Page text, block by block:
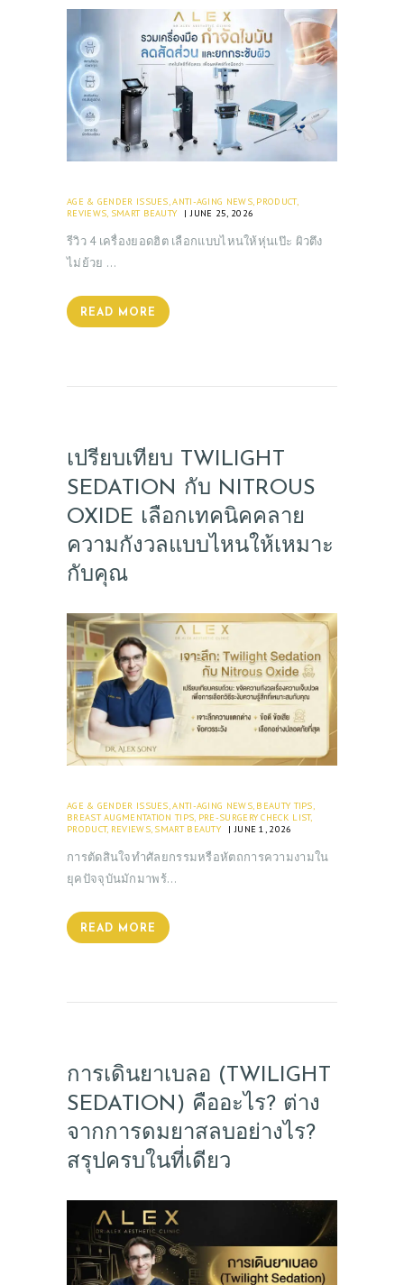
ABOUT US
SERVICES
PATIENT REVIEWS
PRE & POST CAUTIONS
CONSULT & RESERVATION
AGE & GENDER ISSUES,ANTI-AGING NEWS, PRODUCT,
REVIEWS, SMART BEAUTY JUNE 25, 2026
รีวิว 4 เครื่องยอดฮิต เลือกแบบไหนให้หุ่นเป๊ะ ผิวตึง
ไม่ย้วย …
READ MORE
เปรียบเทียบ TWILIGHT
SEDATION กับ NITROUS
OXIDE เลือกเทคนิคคลาย
ความกังวลแบบไหนให้เหมาะ
กับคุณ
AGE & GENDER ISSUES,ANTI-AGING NEWS, BEAUTY TIPS,
BREAST AUGMENTATION TIPS, PRE-SURGERY CHECK LIST,
PRODUCT, REVIEWS, SMART BEAUTY JUNE 1, 2026
การตัดสินใจทำศัลยกรรมหรือหัตถการความงามใน
ยุคปัจจุบันมักมาพร้…
READ MORE
การเดินยาเบลอ (TWILIGHT
SEDATION) คืออะไร? ต่าง
จากการดมยาสลบอย่างไร?
สรุปครบในที่เดียว